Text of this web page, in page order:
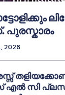
2026
എൽ സി